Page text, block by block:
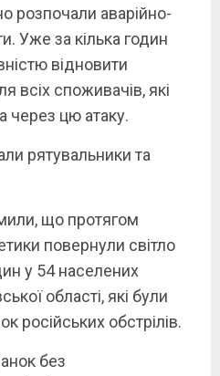
розпочали аварійно-
Уже за кілька годин
відновити
всіх споживачів, які
через цю атаку.
рятувальники та
що протягом
повернули світло
у 54 населених
області, які були
російських обстрілів.
без